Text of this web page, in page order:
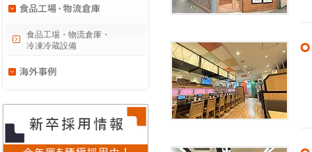
食品工場・物流倉庫・
冷凍冷蔵設備